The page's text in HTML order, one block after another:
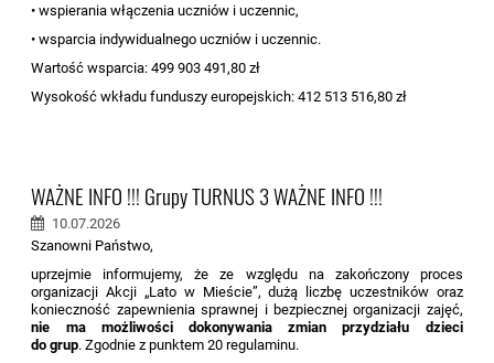
• wspierania włączenia uczniów i uczennic,
• wsparcia indywidualnego uczniów i uczennic.
Wartość wsparcia: 499 903 491,80 zł
Wysokość wkładu funduszy europejskich: 412 513 516,80 zł
WAŻNE INFO !!! Grupy TURNUS 3 WAŻNE INFO !!!
10.07.2026
Szanowni Państwo,
uprzejmie informujemy, że ze względu na zakończony proces
organizacji Akcji „Lato w Mieście”, dużą liczbę uczestników oraz
konieczność zapewnienia sprawnej i bezpiecznej organizacji zajęć,
nie ma możliwości dokonywania zmian przydziału dzieci
do grup. Zgodnie z punktem 20 regulaminu.